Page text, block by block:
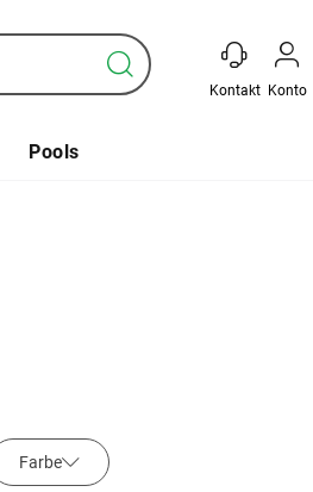
Kontakt Konto
Pools
Farbe